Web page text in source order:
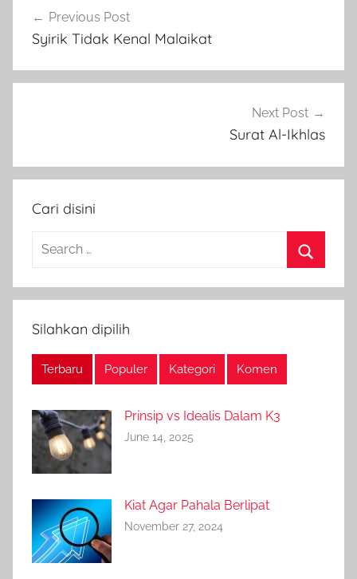
navigation
Previous Post
Syirik Tidak Kenal Malaikat
Next Post
Surat Al-Ikhlas
Cari disini
Search
Silahkan dipilih
Terbaru Populer Kategori Komen
Prinsip vs Idealis Dalam K3
June 14, 2025
Kiat Agar Pahala Berlipat
November 27, 2024